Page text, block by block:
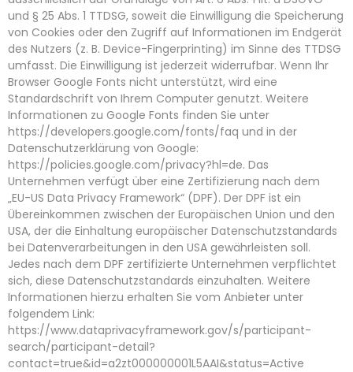
und § 25 Abs. 1 TTDSG, soweit die Einwilligung die Speicherung
von Cookies oder den Zugriff auf Informationen im Endgerät
des Nutzers (z. B. Device-Fingerprinting) im Sinne des TTDSG
umfasst. Die Einwilligung ist jederzeit widerrufbar. Wenn Ihr
Browser Google Fonts nicht unterstützt, wird eine
Standardschrift von Ihrem Computer genutzt. Weitere
Informationen zu Google Fonts finden Sie unter
https://developers.google.com/fonts/faq und in der
Datenschutzerklärung von Google:
https://policies.google.com/privacy?hl=de. Das
Unternehmen verfügt über eine Zertifizierung nach dem
„EU-US Data Privacy Framework“ (DPF). Der DPF ist ein
Übereinkommen zwischen der Europäischen Union und den
USA, der die Einhaltung europäischer Datenschutzstandards
bei Datenverarbeitungen in den USA gewährleisten soll.
Jedes nach dem DPF zertifizierte Unternehmen verpflichtet
sich, diese Datenschutzstandards einzuhalten. Weitere
Informationen hierzu erhalten Sie vom Anbieter unter
folgendem Link:
https://www.dataprivacyframework.gov/s/participant-
search/participant-detail?
contact=true&id=a2zt000000001L5AAI&status=Active